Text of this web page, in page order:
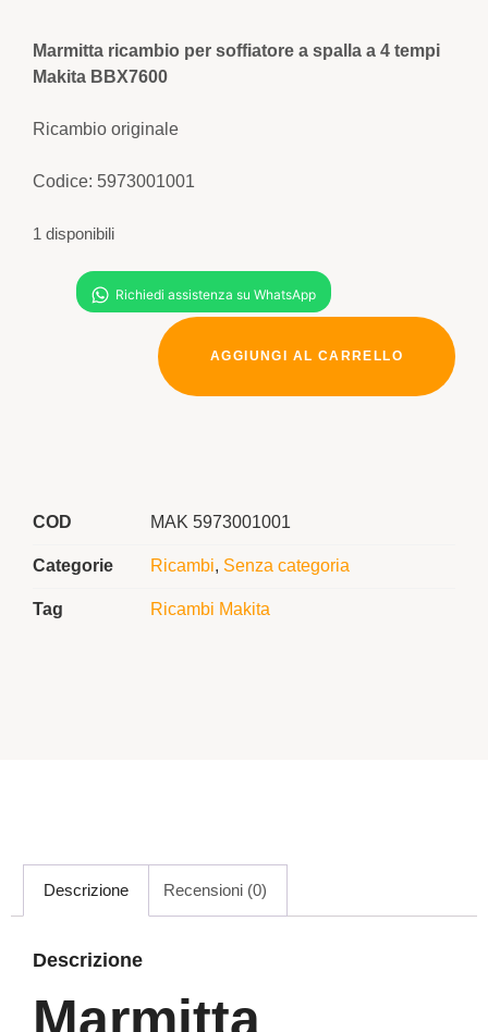
Marmitta ricambio per soffiatore a spalla a 4 tempi
Makita BBX7600
Ricambio originale
Codice: 5973001001
1 disponibili
AGGIUNGI AL CARRELLO
COD MAK 5973001001
Categorie Ricambi, Senza categoria
Tag Ricambi Makita
Descrizione Recensioni (0)
Descrizione
Marmitta